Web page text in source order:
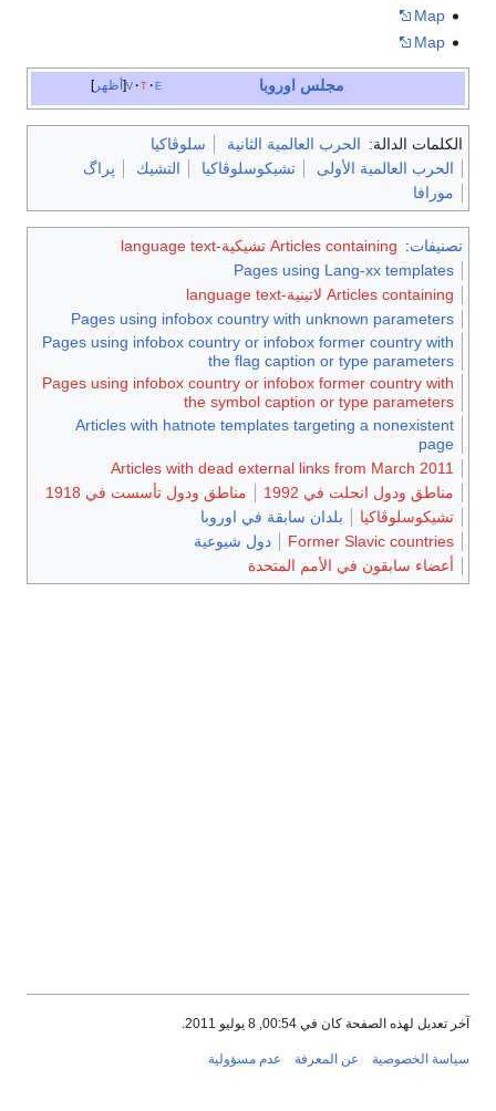
Map
Map
أظهر v t e مجلس اوروبا
الكلمات الدالة: الحرب العالمية الثانية
سلوڤاكيا
الحرب العالمية الأولى
تشيكوسلوڤاكيا التشيك
پراگ
مورافا
تصنيفات: Articles containing تشيكية-language text
Pages using Lang-xx templates
Articles containing لاتينية-language text
Pages using infobox country with unknown parameters
Pages using infobox country or infobox former country with
the flag caption or type parameters
Pages using infobox country or infobox former country with
the symbol caption or type parameters
Articles with hatnote templates targeting a nonexistent
page
Articles with dead external links from March 2011
مناطق ودول انحلت في 1992
مناطق ودول تأسست في 1918
تشيكوسلوڤاكيا
بلدان سابقة في اوروبا
Former Slavic countries
دول شيوعية
أعضاء سابقون في الأمم المتحدة
آخر تعديل لهذه الصفحة كان في 00:54, 8 يوليو 2011.
سياسة الخصوصية عن المعرفة عدم مسؤولية